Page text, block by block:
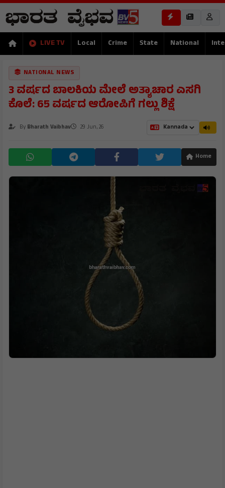
LIVE TV Local Crime State National
NATIONAL NEWS
3 ವರ್ಷದ ಬಾಲಕಿಯ ಮೇಲೆ ಅತ್ಯಾಚಾರ ಎಸಗಿ
ಕೊಲೆ: 65 ವರ್ಷದ ಆರೋಪಿಗೆ ಗಲ್ಲು ಶಿಕ್ಷೆ
By Bharath Vaibhav 29 Jun, 26
Home